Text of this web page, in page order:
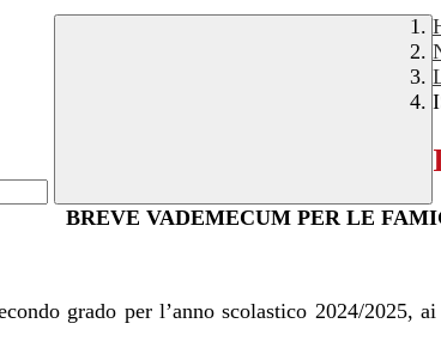
BREVE VADEMECUM PER LE
grado per l’anno scolastico 2024/2025, ai